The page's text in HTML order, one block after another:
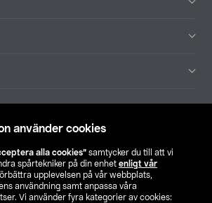
använder cookies
alla cookies” samtycker du till att vi
spårtekniker på din enhet enligt vår
upplevelsen på vår webbplats,
användning samt anpassa våra
Vi använder fyra kategorier av cookies:
Hitta butik